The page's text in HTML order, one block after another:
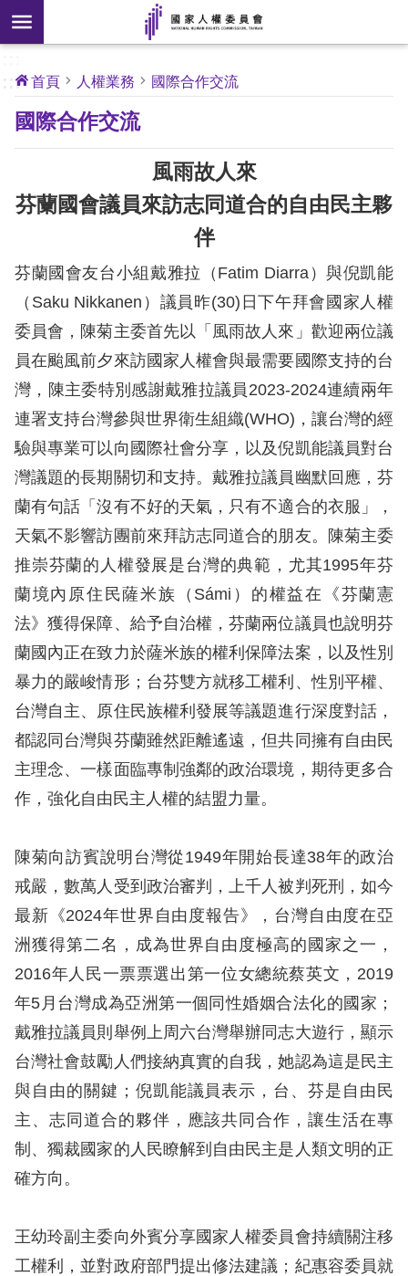
前往主要內容區塊
搜
尋
開
核
心
人
權
關
本
最
新
消
息
權
業
務
核
人
權
公
約
陳
情
申
人
權
資
料
庫
無
礙
快
捷
鍵
請
選
擇
:::
首頁 人權業務 國際合作交流
國際合作交流
風雨故人來
芬蘭國會議員來訪志同道合的自由民主夥
伴
芬蘭國會友台小組戴雅拉（Fatim Diarra）與倪凱能
（Saku Nikkanen）議員昨(30)日下午拜會國家人權
委員會，陳菊主委首先以「風雨故人來」歡迎兩位議
員在颱風前夕來訪國家人權會與最需要國際支持的台
灣，陳主委特別感謝戴雅拉議員2023-2024連續兩年
連署支持台灣參與世界衛生組織(WHO)，讓台灣的經
驗與專業可以向國際社會分享，以及倪凱能議員對台
灣議題的長期關切和支持。戴雅拉議員幽默回應，芬
蘭有句話「沒有不好的天氣，只有不適合的衣服」，
天氣不影響訪團前來拜訪志同道合的朋友。陳菊主委
推崇芬蘭的人權發展是台灣的典範，尤其1995年芬
蘭境內原住民薩米族（Sámi）的權益在《芬蘭憲
法》獲得保障、給予自治權，芬蘭兩位議員也說明芬
蘭國內正在致力於薩米族的權利保障法案，以及性別
暴力的嚴峻情形；台芬雙方就移工權利、性別平權、
台灣自主、原住民族權利發展等議題進行深度對話，
都認同台灣與芬蘭雖然距離遙遠，但共同擁有自由民
主理念、一樣面臨專制強鄰的政治環境，期待更多合
作，強化自由民主人權的結盟力量。
陳菊向訪賓說明台灣從1949年開始長達38年的政治
戒嚴，數萬人受到政治審判，上千人被判死刑，如今
最新《2024年世界自由度報告》，台灣自由度在亞
洲獲得第二名，成為世界自由度極高的國家之一，
2016年人民一票票選出第一位女總統蔡英文，2019
年5月台灣成為亞洲第一個同性婚姻合法化的國家；
戴雅拉議員則舉例上周六台灣舉辦同志大遊行，顯示
台灣社會鼓勵人們接納真實的自我，她認為這是民主
與自由的關鍵；倪凱能議員表示，台、芬是自由民
主、志同道合的夥伴，應該共同合作，讓生活在專
制、獨裁國家的人民瞭解到自由民主是人類文明的正
確方向。
王幼玲副主委向外賓分享國家人權委員會持續關注移
工權利，並對政府部門提出修法建議；紀惠容委員就